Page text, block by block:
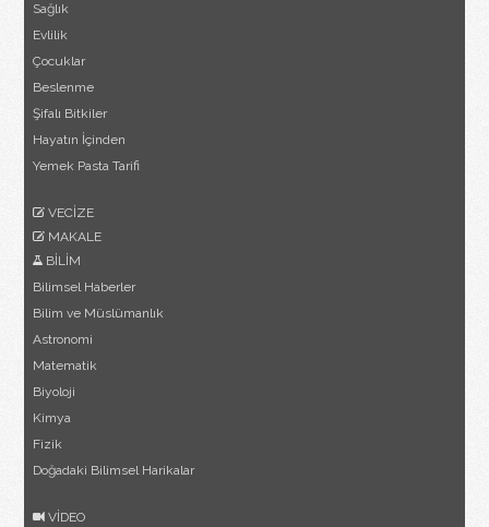
Sağlık
Evlilik
Çocuklar
Beslenme
Şifalı Bitkiler
Hayatın İçinden
Yemek Pasta Tarifi
VECİZE
MAKALE
BİLİM
Bilimsel Haberler
Bilim ve Müslümanlık
Astronomi
Matematik
Biyoloji
Kimya
Fizik
Doğadaki Bilimsel Harikalar
VİDEO